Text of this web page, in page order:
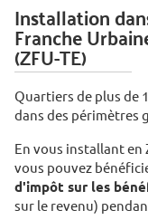
Installation
Franche
(ZFU-TE)
Quartiers de plus de
dans des périmètres
En vous installant en
vous pouvez
d'impôt sur les
sur le revenu)